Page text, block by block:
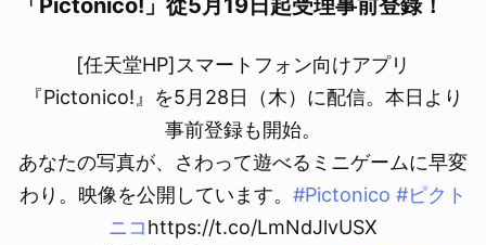
「Pictonico!」從5月19日起受理事前登錄！
[任天堂HP]スマートフォン向けアプリ
『Pictonico!』を5月28日（木）に配信。本日より
事前登録も開始。
あなたの写真が、さわって遊べるミニゲームに早変
わり。映像を公開しています。 #Pictonico #ピクト
ニコhttps://t.co/LmNdJlvUSX
取消